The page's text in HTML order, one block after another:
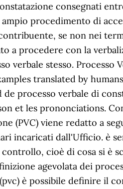
consegnati
procedimento di
se non nei
a procedere con la
verbale stesso. Processo
translated by
processo verbale di
et les prononciations.
(PVC) viene redatto a
incaricati dall'Ufficio. è
cioè di cosa si è
agevolata dei
è possibile definire il